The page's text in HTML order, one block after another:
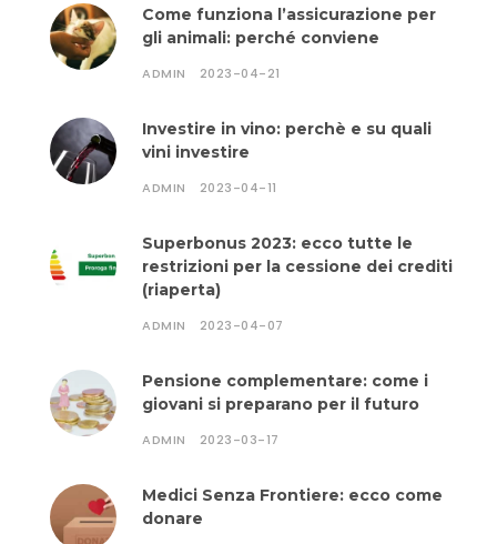
Come funziona l’assicurazione per
gli animali: perché conviene
ADMIN 2023-04-21
Investire in vino: perchè e su quali
vini investire
ADMIN 2023-04-11
Superbonus 2023: ecco tutte le
restrizioni per la cessione dei crediti
(riaperta)
ADMIN 2023-04-07
Pensione complementare: come i
giovani si preparano per il futuro
ADMIN 2023-03-17
Medici Senza Frontiere: ecco come
donare